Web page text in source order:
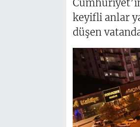
keyifli anlar
düşen